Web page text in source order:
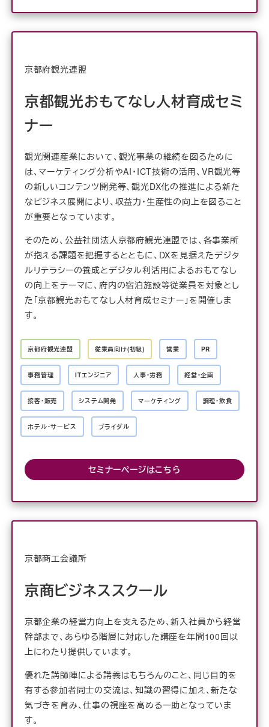
京都府観光連盟
京都観光おもてなし人材育成セミ
ナー
観光関連産業において、観光事業の継続を図るために
は、マーケティング分析やAI・ICT技術の活用、VR観光等
の新しいコンテンツ開発等、観光DX化の推進による新た
なビジネス展開により、収益力・生産性の向上を図ること
が重要となっています。
そのため、公益社団法人京都府観光連盟では、各事業所
が抱える課題を把握するとともに、DXを見据えたデジタ
ルリテラシーの養成とデジタル利活用によるおもてなし
の向上をテーマに、府内の宿泊施設等従業員を対象とし
た「京都観光おもてなし人材育成セミナー」を開催しま
す。
京都府観光連盟 従業員向け(初級) 営業 PR
事務管理 ITエンジニア 人事・労務 経営・企画
接客・販売 システム開発 マーケティング 調理・飲食
ホテル・サービス ブライダル
セミナーページはこちら
京都商工会議所
京商ビジネススクール
京都企業の経営力向上を支えるため、新入社員から経営
幹部まで、あらゆる階層に対応した講座を年間100回以
上にわたり提供しています。
優れた講師陣による講義はもちろんのこと、同じ目的を
有する参加者同士の交流は、知識の習得に加え、新たな
気づきを育み、仕事の視座を高める一助となっていま
す。